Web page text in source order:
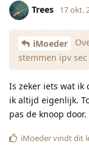
Trees 17 okt.
iMoeder
stemmen ipv
Is zeker iets wat ik
ik altijd eigenlijk.
pas de knoop door.
iMoedervindt dit